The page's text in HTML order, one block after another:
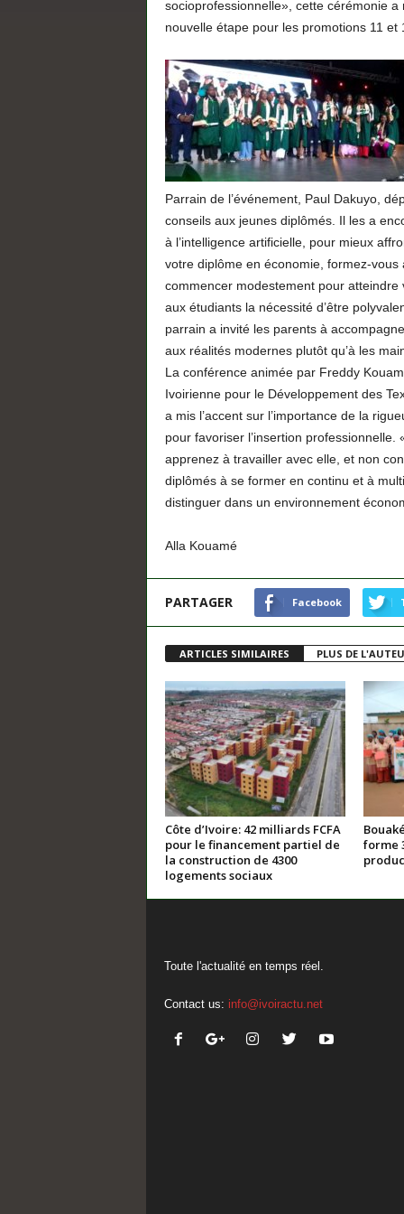
socioprofessionnelle», cette cérémonie a
nouvelle étape pour les promotions 11 et
Parrain de l’événement, Paul Dakuyo,
conseils aux jeunes diplômés. Il les a
à l’intelligence artificielle, pour mieux
votre diplôme en économie, formez-vous
commencer modestement pour
aux étudiants la nécessité d’être
parrain a invité les parents à
aux réalités modernes plutôt qu’à les
La conférence animée par Freddy
Ivoirienne pour le Développement des
a mis l’accent sur l’importance de la
pour favoriser l’insertion professionnelle.
apprenez à travailler avec elle, et non
diplômés à se former en continu et à
distinguer dans un environnement
Alla Kouamé
PARTAGER Facebook
ARTICLES SIMILAIRES PLUS DE
Côte d’Ivoire: 42 milliards FCFA
pour le financement partiel de
la construction de 4300
logements sociaux
forme
Toute l'actualité en temps réel.
Contact us: info@ivoiractu.net